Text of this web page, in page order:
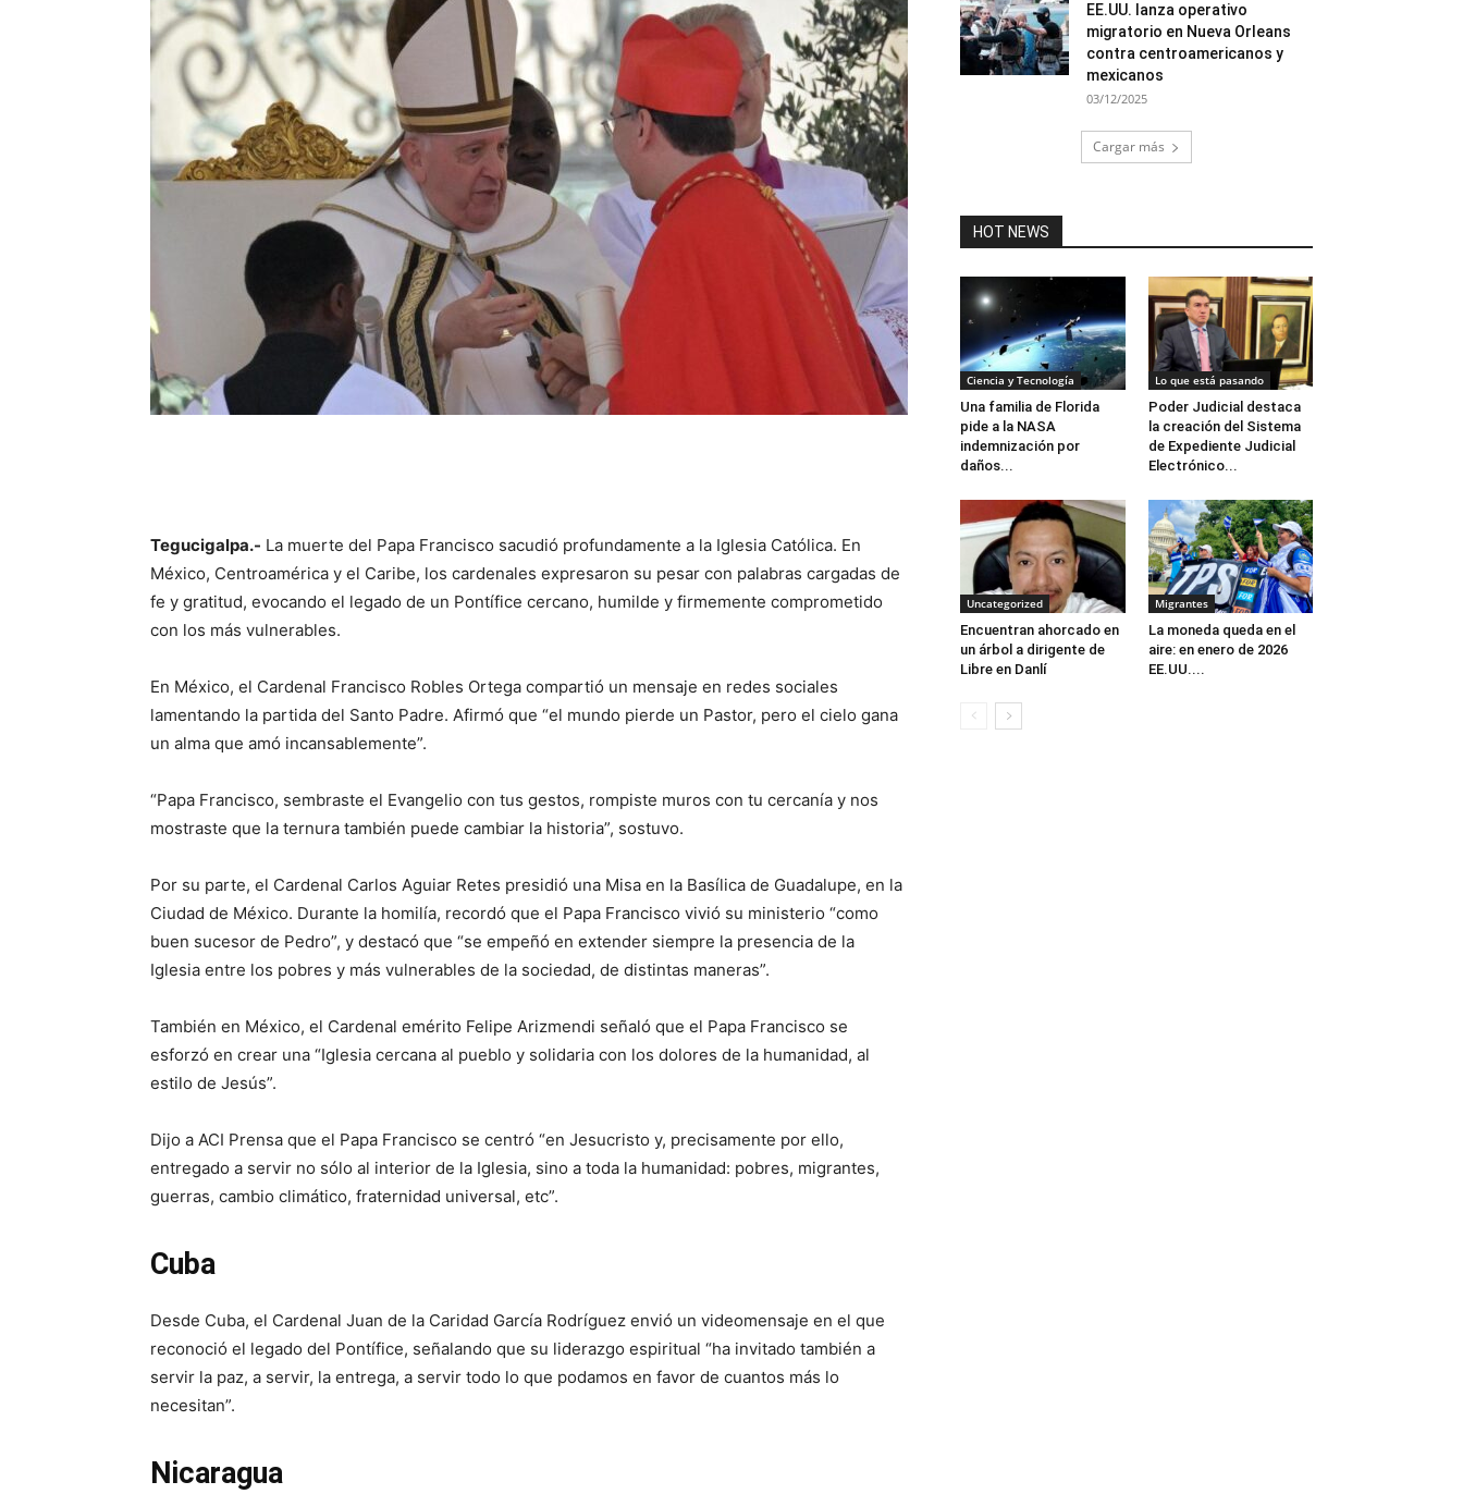
Tegucigalpa.- La muerte del Papa Francisco sacudió profundamente a la Iglesia Católica. En
México, Centroamérica y el Caribe, los cardenales expresaron su pesar con palabras cargadas de
fe y gratitud, evocando el legado de un Pontífice cercano, humilde y firmemente comprometido
con los más vulnerables.
En México, el Cardenal Francisco Robles Ortega compartió un mensaje en redes sociales
lamentando la partida del Santo Padre. Afirmó que “el mundo pierde un Pastor, pero el cielo gana
un alma que amó incansablemente”.
“Papa Francisco, sembraste el Evangelio con tus gestos, rompiste muros con tu cercanía y nos
mostraste que la ternura también puede cambiar la historia”, sostuvo.
Por su parte, el Cardenal Carlos Aguiar Retes presidió una Misa en la Basílica de Guadalupe, en la
Ciudad de México. Durante la homilía, recordó que el Papa Francisco vivió su ministerio “como
buen sucesor de Pedro”, y destacó que “se empeñó en extender siempre la presencia de la
Iglesia entre los pobres y más vulnerables de la sociedad, de distintas maneras”.
También en México, el Cardenal emérito Felipe Arizmendi señaló que el Papa Francisco se
esforzó en crear una “Iglesia cercana al pueblo y solidaria con los dolores de la humanidad, al
estilo de Jesús”.
Dijo a ACI Prensa que el Papa Francisco se centró “en Jesucristo y, precisamente por ello,
entregado a servir no sólo al interior de la Iglesia, sino a toda la humanidad: pobres, migrantes,
guerras, cambio climático, fraternidad universal, etc”.
Cuba
Desde Cuba, el Cardenal Juan de la Caridad García Rodríguez envió un videomensaje en el que
reconoció el legado del Pontífice, señalando que su liderazgo espiritual “ha invitado también a
servir la paz, a servir, la entrega, a servir todo lo que podamos en favor de cuantos más lo
necesitan”.
Nicaragua
EE.UU. lanza operativo
migratorio en Nueva Orleans
contra centroamericanos y
mexicanos
03/12/2025
Cargar más
HOT NEWS
Ciencia y Tecnología
Una familia de Florida
pide a la NASA
indemnización por
daños...
Lo que está pasando
Poder Judicial destaca
la creación del Sistema
de Expediente Judicial
Electrónico...
Uncategorized
Encuentran ahorcado en
un árbol a dirigente de
Libre en Danlí
Migrantes
La moneda queda en el
aire: en enero de 2026
EE.UU....